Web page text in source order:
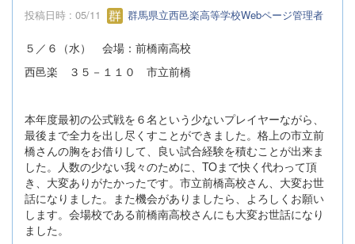
投稿日時 : 05/11 群馬県立西邑楽高等学校Webページ管理者
５／６（水） 会場：前橋南高校
西邑楽 ３５－１１０ 市立前橋
本年度最初の公式戦を６名という少ないプレイヤーながら、
最後まで全力を出し尽くすことができました。格上の市立前
橋さんの胸をお借りして、良い試合経験を積むことが出来ま
した。人数の少ない我々のために、TOまで快く代わって頂
き、大変ありがたかったです。市立前橋高校さん、大変お世
話になりました。また機会がありましたら、よろしくお願い
します。会場校である前橋南高校さんにも大変お世話になり
ました。